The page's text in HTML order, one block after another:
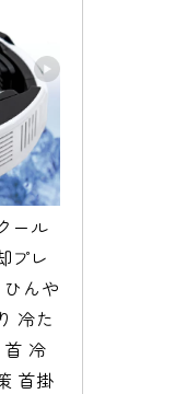
ール
プレ
んや
冷た
冷
首掛